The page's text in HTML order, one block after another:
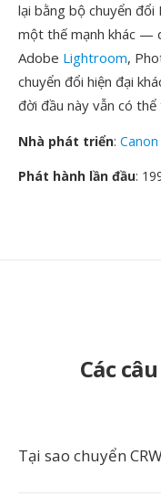
lại bằng bộ chuyển đổi
một thế mạnh khác —
Adobe Lightroom,
chuyển đổi hiện đại
đời đầu này vẫn có
Nhà phát triển: Canon
Phát hành lần đầu:
Các
Tại sao chuyển